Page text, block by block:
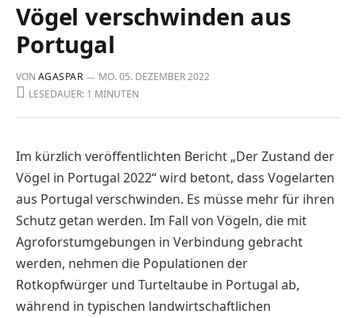
Vögel verschwinden aus
Portugal
VON AGASPAR
MO. 05. DEZEMBER 2022
LESEDAUER: 1 MINUTEN
Im kürzlich veröffentlichten Bericht „Der Zustand der
Vögel in Portugal 2022“ wird betont, dass Vogelarten
aus Portugal verschwinden. Es müsse mehr für ihren
Schutz getan werden. Im Fall von Vögeln, die mit
Agroforstumgebungen in Verbindung gebracht
werden, nehmen die Populationen der
Rotkopfwürger und Turteltaube in Portugal ab,
während in typischen landwirtschaftlichen